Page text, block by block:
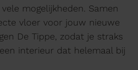
mogelijkheden. Samen
vloer voor jouw nieuwe
De Tippe, zodat je straks
interieur dat helemaal bij